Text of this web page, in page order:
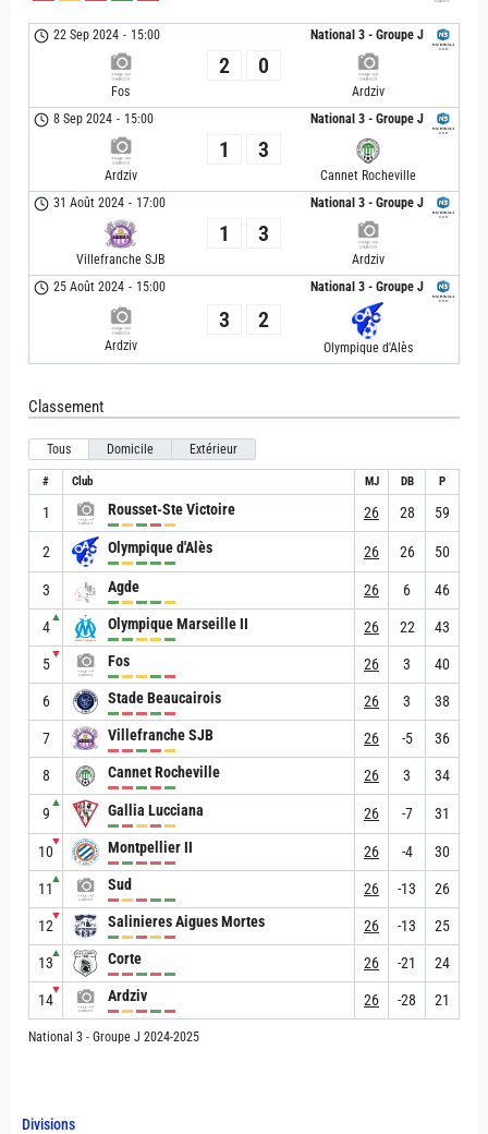
Divisions
National 3 - Groupe J
22 Sep 2024 - 15:00
Fos
2 0
Ardziv
National 3 - Groupe J
8 Sep 2024 - 15:00
Ardziv
1 3
Cannet Rocheville
National 3 - Groupe J
31 Août 2024 - 17:00
Villefranche SJB
1 3
Ardziv
National 3 - Groupe J
25 Août 2024 - 15:00
Ardziv
3 2
Olympique d'Alès
Classement
Tous Domicile Extérieur
# Club MJ DB P
1 Rousset-Ste Victoire 26 28 59
2 Olympique d'Alès 26 26 50
3 Agde 26 6 46
4
▲ Olympique Marseille II 26 22 43
5
▼ Fos 26 3 40
6 Stade Beaucairois 26 3 38
7 Villefranche SJB 26 -5 36
8 Cannet Rocheville 26 3 34
9
▲ Gallia Lucciana 26 -7 31
10
▼ Montpellier II 26 -4 30
11
▲ Sud 26 -13 26
12
▼ Salinieres Aigues Mortes 26 -13 25
13
▲ Corte 26 -21 24
14
▼ Ardziv 26 -28 21
National 3 - Groupe J 2024-2025